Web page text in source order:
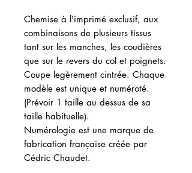
Chemise à l'imprimé exclusif, aux
combinaisons de plusieurs tissus
tant sur les manches, les coudières
que sur le revers du col et poignets.
Coupe legèrement cintrée. Chaque
modèle est unique et numéroté.
(Prévoir 1 taille au dessus de sa
taille habituelle).
Numérologie est une marque de
fabrication française créée par
Cédric Chaudet.